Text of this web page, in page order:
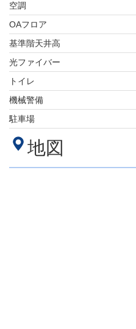
空調
OAフロア
基準階天井高
光ファイバー
トイレ
機械警備
駐車場
地図